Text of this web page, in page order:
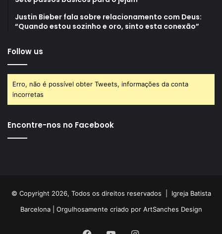
Justin Bieber fala sobre relacionamento com Deus:
“Quando estou sozinho e oro, sinto esta conexão”
Follow us
Erro, não é possível obter Tweets, informações da conta
incorretas
Encontre-nos no Facebook
© Copyright 2026, Todos os direitos reservados | Igreja Batista
Barcelona| Orgulhosamente criado por ArtSanches Design